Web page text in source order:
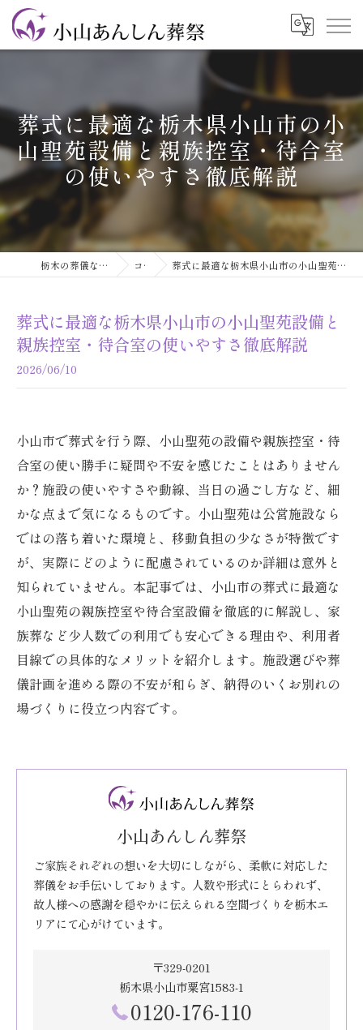
葬式に最適な栃木県小山市の小
山聖苑設備と親族控室・待合室
の使いやすさ徹底解説
栃木の葬儀なら小山あんしん葬祭 コラム 葬式に最適な栃木県小山市の小山聖苑設備と親族控室・待合室の使いやすさ徹底解説
葬式に最適な栃木県小山市の小山聖苑設備と
親族控室・待合室の使いやすさ徹底解説
2026/06/10
小山市で葬式を行う際、小山聖苑の設備や親族控室・待
合室の使い勝手に疑問や不安を感じたことはありません
か？施設の使いやすさや動線、当日の過ごし方など、細
かな点まで気になるものです。小山聖苑は公営施設なら
ではの落ち着いた環境と、移動負担の少なさが特徴です
が、実際にどのように配慮されているのか詳細は意外と
知られていません。本記事では、小山市の葬式に最適な
小山聖苑の親族控室や待合室設備を徹底的に解説し、家
族葬など少人数での利用でも安心できる理由や、利用者
目線での具体的なメリットを紹介します。施設選びや葬
儀計画を進める際の不安が和らぎ、納得のいくお別れの
場づくりに役立つ内容です。
小山あんしん葬祭
ご家族それぞれの想いを大切にしながら、柔軟に対応した
葬儀をお手伝いしております。人数や形式にとらわれず、
故人様への感謝を穏やかに伝えられる空間づくりを栃木エ
リアにて心がけています。
〒329-0201
栃木県小山市粟宮1583-1
0120-176-110